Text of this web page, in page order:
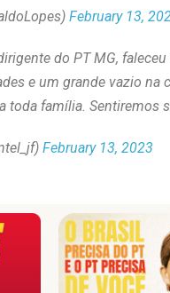
February 13,
do PT MG,
e um grande vazio na
toda família. Sentiremos
February 13, 2023